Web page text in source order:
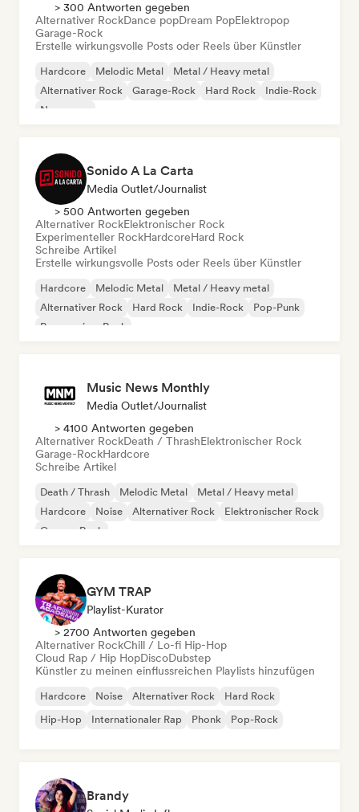
> 300 Antworten gegeben
Alternativer RockDance popDream PopElektropop
Garage-Rock
Erstelle wirkungsvolle Posts oder Reels über Künstler
Hardcore Melodic Metal
Metal / Heavy metal
Alternativer Rock
Garage-Rock Hard Rock
Indie-Rock
New wave
Sonido A La Carta
Media Outlet/Journalist
> 500 Antworten gegeben
Alternativer RockElektronischer Rock
Experimenteller RockHardcoreHard Rock
Schreibe Artikel
Erstelle wirkungsvolle Posts oder Reels über Künstler
Hardcore Melodic Metal
Metal / Heavy metal
Alternativer Rock
Hard Rock Indie-Rock
Pop-Punk
Progressiver Rock
Music News Monthly
Media Outlet/Journalist
> 4100 Antworten gegeben
Alternativer RockDeath / ThrashElektronischer Rock
Garage-RockHardcore
Schreibe Artikel
Death / Thrash Melodic Metal
Metal / Heavy metal
Hardcore
Noise Alternativer Rock
Elektronischer Rock
Garage-Rock
GYM TRAP
Playlist-Kurator
> 2700 Antworten gegeben
Alternativer RockChill / Lo-fi Hip-Hop
Cloud Rap / Hip HopDiscoDubstep
Künstler zu meinen einflussreichen Playlists hinzufügen
Hardcore Noise Alternativer Rock
Hard Rock
Hip-Hop
Internationaler Rap Phonk Pop-Rock
Brandy